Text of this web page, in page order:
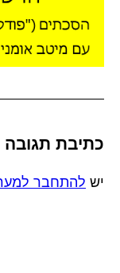
כתיבת תגובה
יש להתחבר